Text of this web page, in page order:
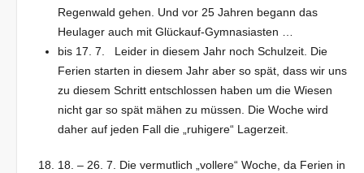
Regenwald gehen. Und vor 25 Jahren begann das
Heulager auch mit Glückauf-Gymnasiasten …
bis 17. 7. Leider in diesem Jahr noch Schulzeit. Die
Ferien starten in diesem Jahr aber so spät, dass wir uns
zu diesem Schritt entschlossen haben um die Wiesen
nicht gar so spät mähen zu müssen. Die Woche wird
daher auf jeden Fall die „ruhigere“ Lagerzeit.
18. – 26. 7. Die vermutlich „vollere“ Woche, da Ferien in